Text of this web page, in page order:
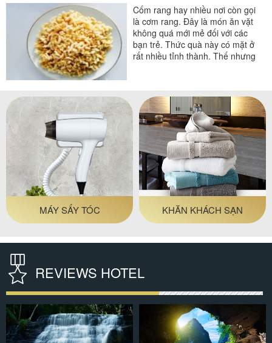
Cốm rang hay nhiều nơi còn gọi
là cơm rang. Đây là món ăn vặt
không quá mới mẻ đối với các
bạn trẻ. Thức quà này có mặt ở
rất nhiều tỉnh thành. Thế nhưng
MÁY SẤY TÓC KHĂN KHÁCH SẠN
REVIEWS HOTEL